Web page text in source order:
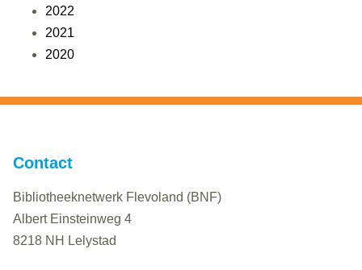
2022
2021
2020
Contact
Bibliotheeknetwerk Flevoland (BNF)
Albert Einsteinweg 4
8218 NH Lelystad